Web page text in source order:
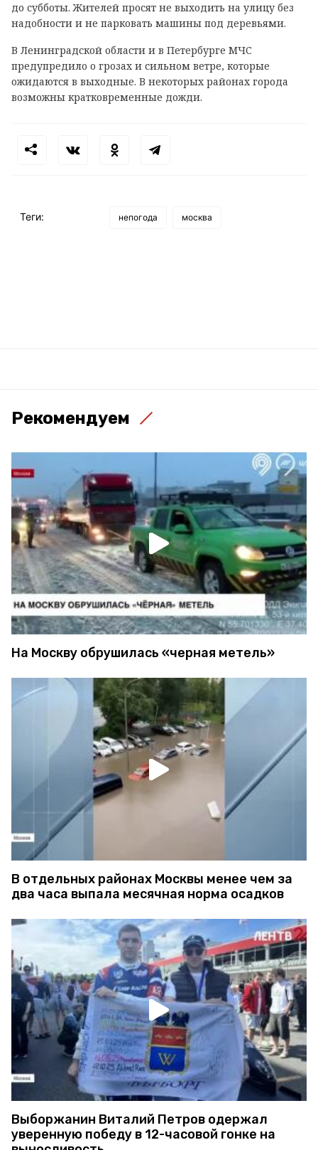
до субботы. Жителей просят не выходить на улицу без
надобности и не парковать машины под деревьями.
В Ленинградской области и в Петербурге МЧС
предупредило о грозах и сильном ветре, которые
ожидаются в выходные. В некоторых районах города
возможны кратковременные дожди.
Теги: непогода москва
Рекомендуем
На Москву обрушилась «черная метель»
В отдельных районах Москвы менее чем за
два часа выпала месячная норма осадков
Выборжанин Виталий Петров одержал
уверенную победу в 12-часовой гонке на